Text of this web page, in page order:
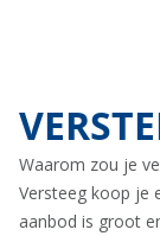
Waarom zou je
Versteeg koop je
aanbod is groot